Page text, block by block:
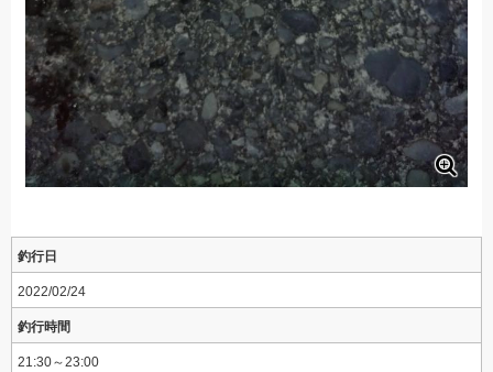
釣行日
2022/02/24
釣行時間
21:30～23:00